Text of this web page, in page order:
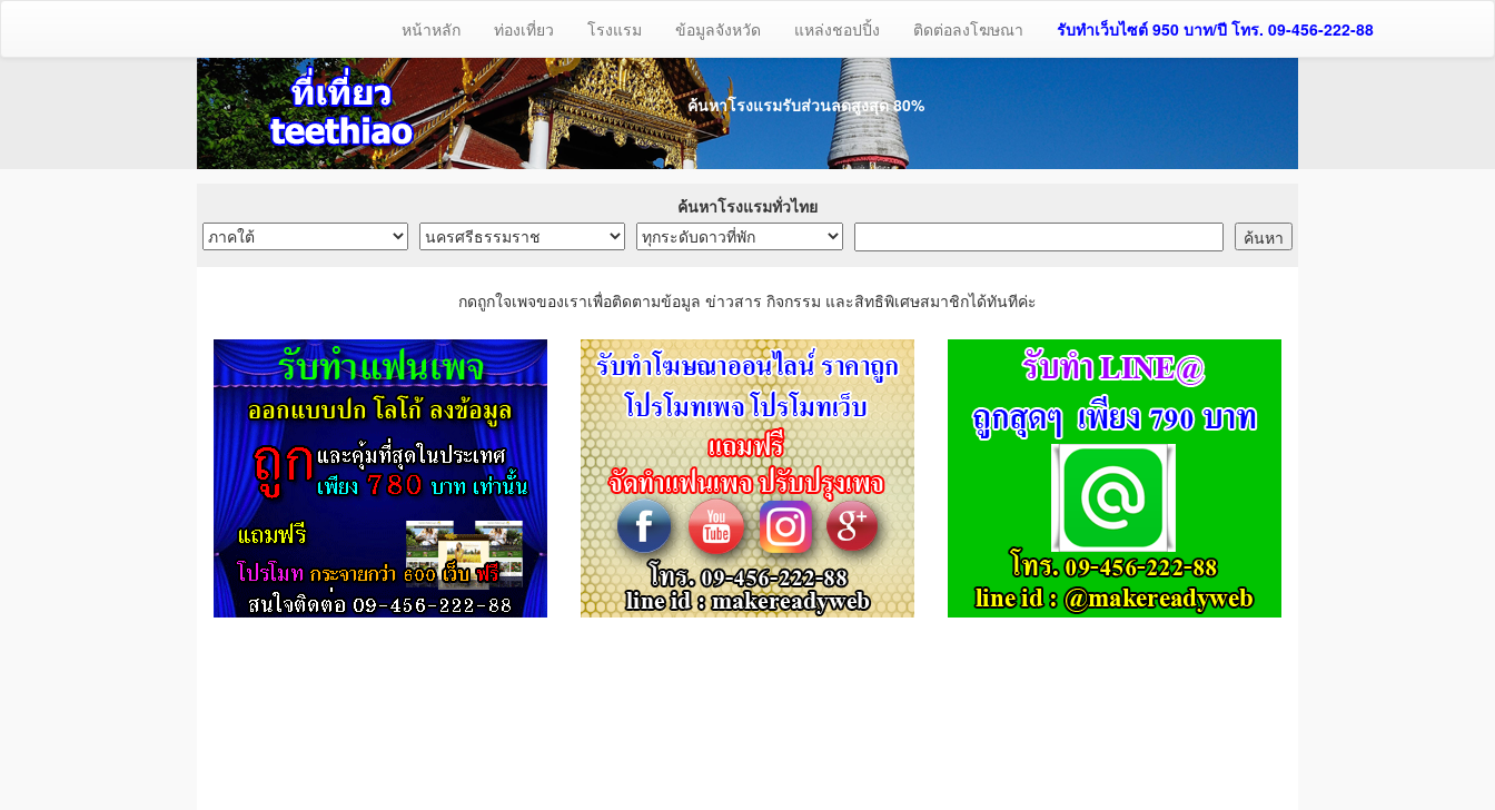
หน้าหลัก ท่องเที่ยว โรงแรม ข้อมูลจังหวัด แหล่งชอปปิ้ง ติดต่อลงโฆษณา รับทำเว็บไซต์ 950 บาท/ปี โทร. 09-456-222-88
ค้นหาโรงแรมรับส่วนลดสูงสุด 80%
ค้นหาโรงแรมทั่วไทย
กดถูกใจเพจของเราเพื่อติดตามข้อมูล ข่าวสาร กิจกรรม และสิทธิพิเศษสมาชิกได้ทันทีค่ะ